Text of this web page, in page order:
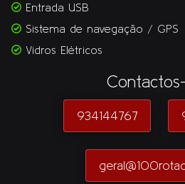
Entrada USB
Sistema de navegação / GPS
Vidros Elétricos
934144767